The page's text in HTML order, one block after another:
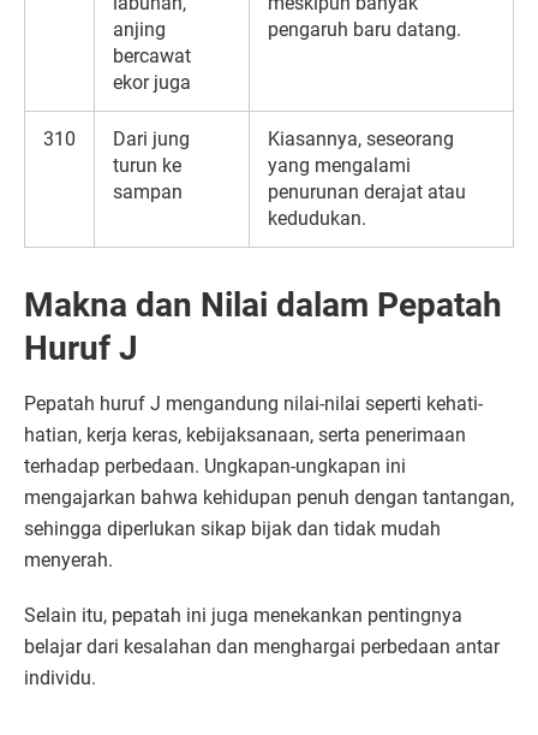
anjing
bercawat
ekor juga
pengaruh baru datang.
310
Dari jung
turun ke
sampan
Kiasannya, seseorang
yang mengalami
penurunan derajat atau
kedudukan.
Makna dan Nilai dalam Pepatah
Huruf J
Pepatah huruf J mengandung nilai-nilai seperti kehati-
hatian, kerja keras, kebijaksanaan, serta penerimaan
terhadap perbedaan. Ungkapan-ungkapan ini
mengajarkan bahwa kehidupan penuh dengan tantangan,
sehingga diperlukan sikap bijak dan tidak mudah
menyerah.
Selain itu, pepatah ini juga menekankan pentingnya
belajar dari kesalahan dan menghargai perbedaan antar
individu.